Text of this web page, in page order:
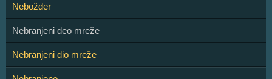
Nebožder
Nebranjeni deo mreže
Nebranjeni dio mreže